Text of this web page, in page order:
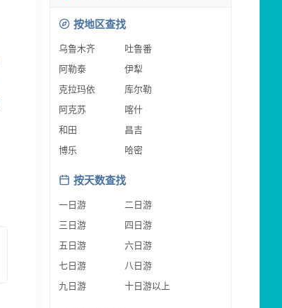
按地区查找
乌鲁木齐
吐鲁番
阿勒泰
伊犁
克拉玛依
库尔勒
阿克苏
喀什
和田
昌吉
博乐
哈密
按天数查找
一日游
二日游
三日游
四日游
五日游
六日游
七日游
八日游
九日游
十日游以上